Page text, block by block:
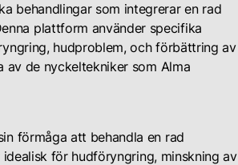
behandlingar som integrerar en rad
plattform använder specifika
hudproblem, och förbättring av
av de nyckeltekniker som Alma
förmåga att behandla en rad
för hudföryngring, minskning av